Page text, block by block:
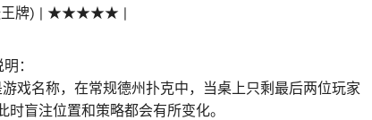
张王牌) | ★★★★★ |
：
游戏名称，在常规德州扑克中，当桌上只剩最后两位玩家
盲注位置和策略都会有所变化。